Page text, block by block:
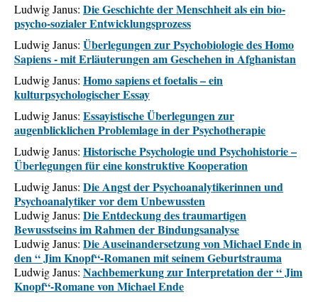
Ludwig Janus: Die Geschichte der Menschheit als ein bio-
psycho-sozialer Entwicklungsprozess
Ludwig Janus: Überlegungen zur Psychobiologie des Homo
Sapiens - mit Erläuterungen am Geschehen in Afghanistan
Ludwig Janus: Homo sapiens et foetalis – ein
kulturpsychologischer Essay
Ludwig Janus: Essayistische Überlegungen zur
augenblicklichen Problemlage in der Psychotherapie
Ludwig Janus: Historische Psychologie und Psychohistorie –
Überlegungen für eine konstruktive Kooperation
Ludwig Janus: Die Angst der Psychoanalytikerinnen und
Psychoanalytiker vor dem Unbewussten
Ludwig Janus: Die Entdeckung des traumartigen
Bewusstseins im Rahmen der Bindungsanalyse
Ludwig Janus: Die Auseinandersetzung von Michael Ende in
den “ Jim Knopf“-Romanen mit seinem Geburtstrauma
Ludwig Janus: Nachbemerkung zur Interpretation der “ Jim
Knopf“-Romane von Michael Ende